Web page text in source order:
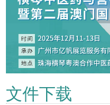
文件下载